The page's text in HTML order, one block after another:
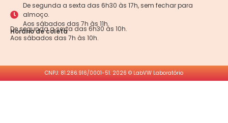
De segunda a sexta das 6h30 às 17h, sem fechar para
almoço.
Aos sábados das 7h às 11h.
Horário de coleta
De segunda a sexta das 6h30 às 10h.
Aos sábados das 7h às 10h.
CNPJ: 81.286.916/0001-51. 2026 © LabVW Laboratório